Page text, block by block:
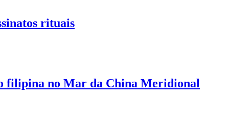
rituais
filipina no Mar da China Meridional